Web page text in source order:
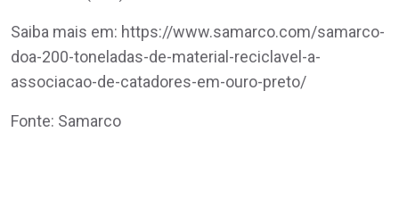
Saiba mais em: https://www.samarco.com/samarco-
doa-200-toneladas-de-material-reciclavel-a-
associacao-de-catadores-em-ouro-preto/
Fonte: Samarco